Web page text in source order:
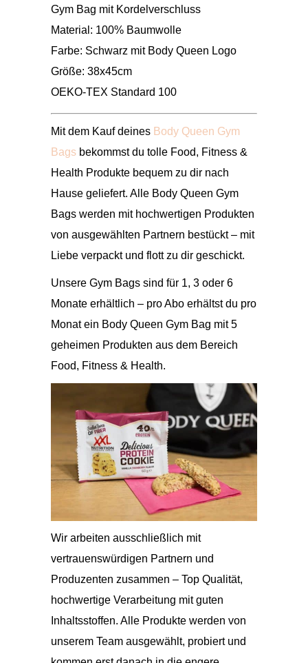
Gym Bag mit Kordelverschluss
Material: 100% Baumwolle
Farbe: Schwarz mit Body Queen Logo
Größe: 38x45cm
OEKO-TEX Standard 100
Mit dem Kauf deines Body Queen Gym
Bags bekommst du tolle Food, Fitness &
Health Produkte bequem zu dir nach
Hause geliefert. Alle Body Queen Gym
Bags werden mit hochwertigen Produkten
von ausgewählten Partnern bestückt – mit
Liebe verpackt und flott zu dir geschickt.
Unsere Gym Bags sind für 1, 3 oder 6
Monate erhältlich – pro Abo erhältst du pro
Monat ein Body Queen Gym Bag mit 5
geheimen Produkten aus dem Bereich
Food, Fitness & Health.
Wir arbeiten ausschließlich mit
vertrauenswürdigen Partnern und
Produzenten zusammen – Top Qualität,
hochwertige Verarbeitung mit guten
Inhaltsstoffen. Alle Produkte werden von
unserem Team ausgewählt, probiert und